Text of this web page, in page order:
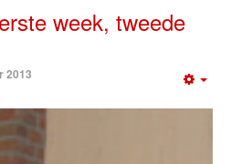
week, tweede
2013